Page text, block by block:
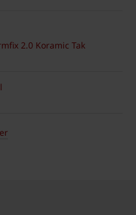
2.0 Koramic Tak